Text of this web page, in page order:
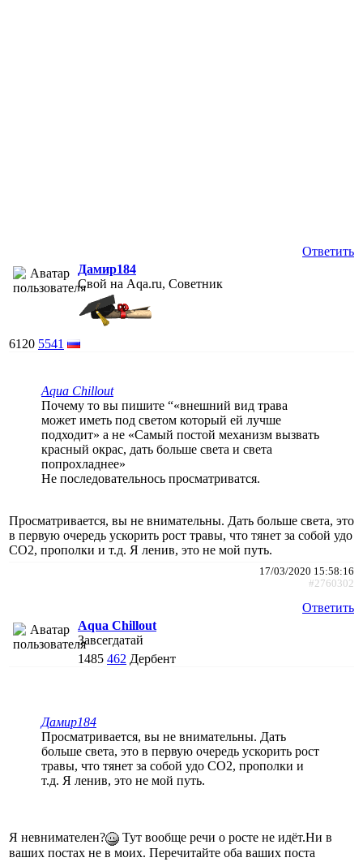
Ответить
Дамир184
Свой на Aqa.ru, Советник
6120 5541
Aqua Chillout
Почему то вы пишите “«внешний вид трава
может иметь под светом который ей лучше
подходит» а не «Самый постой механизм вызвать
красный окрас, дать больше света и света
попрохладнее»
Не последовательнось просматриватся.
Просматривается, вы не внимательны. Дать больше света, это
в первую очередь ускорить рост травы, что тянет за собой удо
СО2, прополки и т.д. Я ленив, это не мой путь.
17/03/2020 15:58:16
#2760302
Ответить
Aqua Chillout
Завсегдатай
1485 462 Дербент
Дамир184
Просматривается, вы не внимательны. Дать
больше света, это в первую очередь ускорить рост
травы, что тянет за собой удо СО2, прополки и
т.д. Я ленив, это не мой путь.
Я невнимателен?
Тут вообще речи о росте не идёт.Ни в
ваших постах не в моих. Перечитайте оба ваших поста